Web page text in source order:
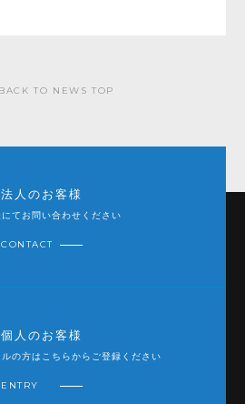
BACK TO NEWS TOP
法人のお客様
てお問い合わせください
CONTACT
個人のお客様
の方はこちらからご登録ください
ENTRY